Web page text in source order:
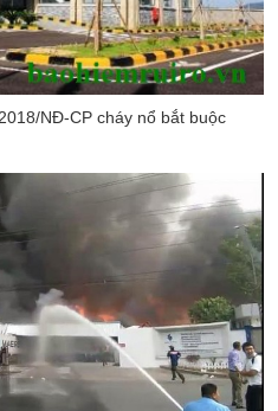
NĐ-CP cháy nổ bắt buộc